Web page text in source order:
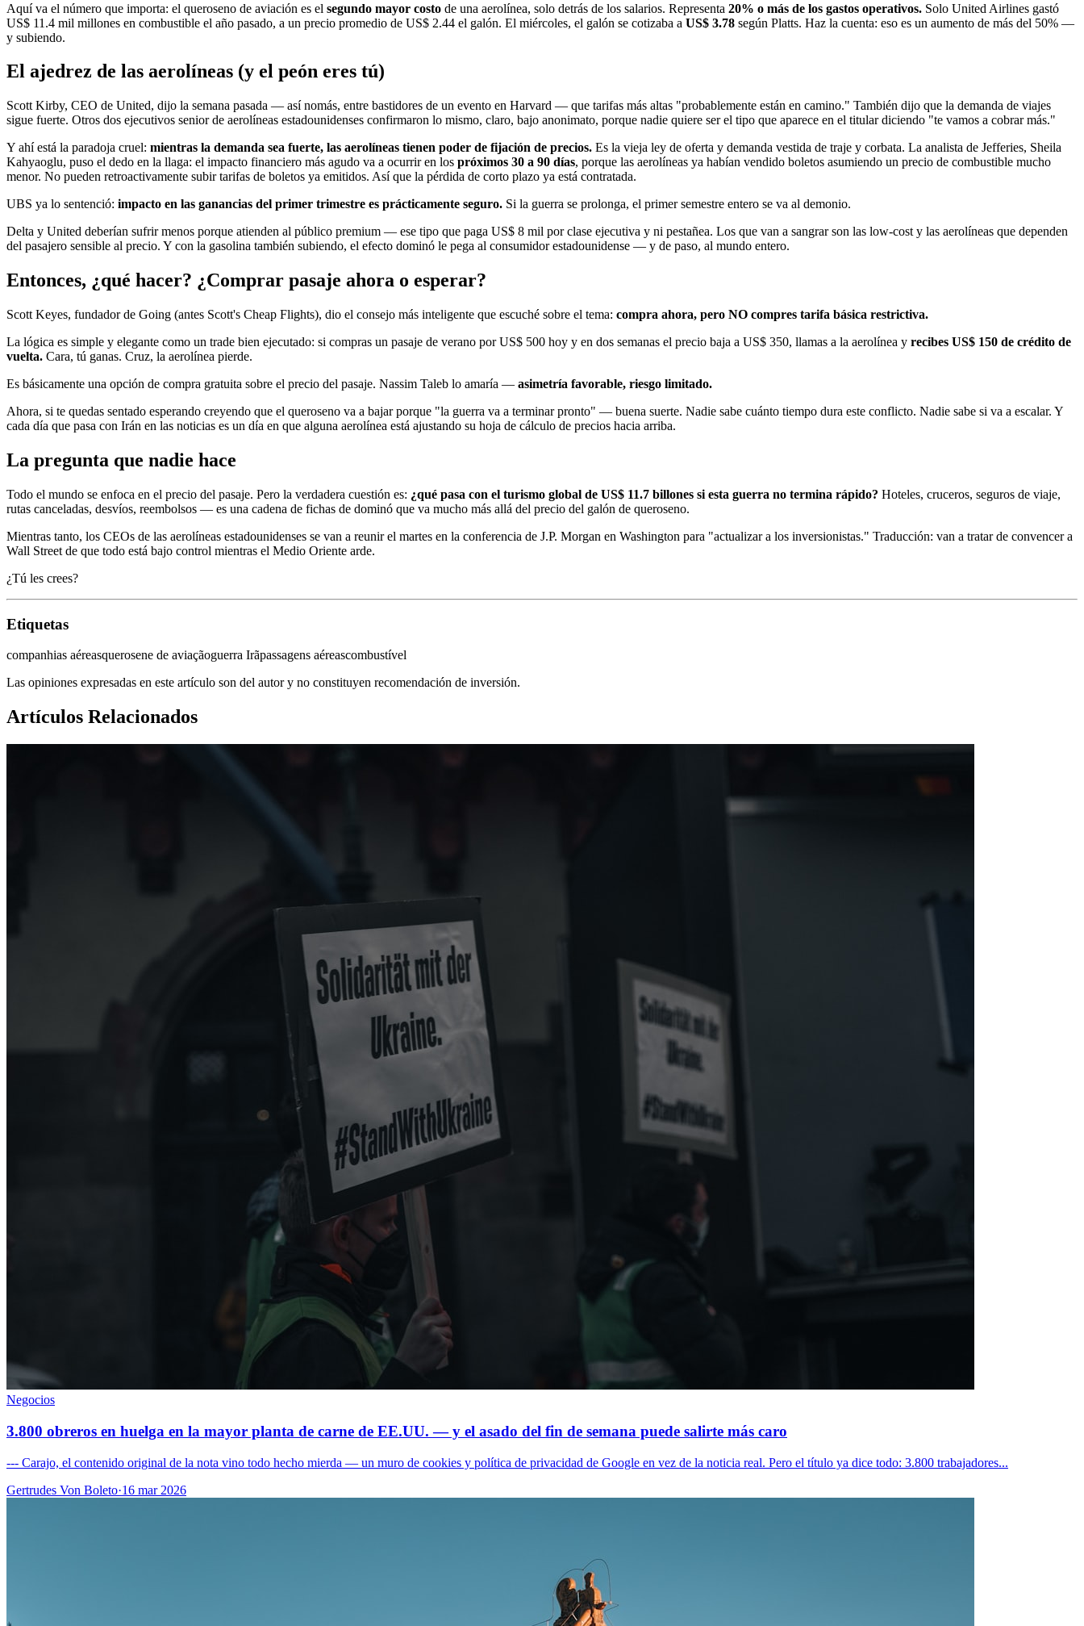
Aquí va el número que importa: el queroseno de aviación es el segundo mayor costo de una aerolínea, solo detrás de los salarios. Representa 20% o más de los gastos operativos. Solo United Airlines gastó
US$ 11.4 mil millones en combustible el año pasado, a un precio promedio de US$ 2.44 el galón. El miércoles, el galón se cotizaba a US$ 3.78 según Platts. Haz la cuenta: eso es un aumento de más del 50% —
y subiendo.
El ajedrez de las aerolíneas (y el peón eres tú)
Scott Kirby, CEO de United, dijo la semana pasada — así nomás, entre bastidores de un evento en Harvard — que tarifas más altas "probablemente están en camino." También dijo que la demanda de viajes
sigue fuerte. Otros dos ejecutivos senior de aerolíneas estadounidenses confirmaron lo mismo, claro, bajo anonimato, porque nadie quiere ser el tipo que aparece en el titular diciendo "te vamos a cobrar más."
Y ahí está la paradoja cruel: mientras la demanda sea fuerte, las aerolíneas tienen poder de fijación de precios. Es la vieja ley de oferta y demanda vestida de traje y corbata. La analista de Jefferies, Sheila
Kahyaoglu, puso el dedo en la llaga: el impacto financiero más agudo va a ocurrir en los próximos 30 a 90 días, porque las aerolíneas ya habían vendido boletos asumiendo un precio de combustible mucho
menor. No pueden retroactivamente subir tarifas de boletos ya emitidos. Así que la pérdida de corto plazo ya está contratada.
UBS ya lo sentenció: impacto en las ganancias del primer trimestre es prácticamente seguro. Si la guerra se prolonga, el primer semestre entero se va al demonio.
Delta y United deberían sufrir menos porque atienden al público premium — ese tipo que paga US$ 8 mil por clase ejecutiva y ni pestañea. Los que van a sangrar son las low-cost y las aerolíneas que dependen
del pasajero sensible al precio. Y con la gasolina también subiendo, el efecto dominó le pega al consumidor estadounidense — y de paso, al mundo entero.
Entonces, ¿qué hacer? ¿Comprar pasaje ahora o esperar?
Scott Keyes, fundador de Going (antes Scott's Cheap Flights), dio el consejo más inteligente que escuché sobre el tema: compra ahora, pero NO compres tarifa básica restrictiva.
La lógica es simple y elegante como un trade bien ejecutado: si compras un pasaje de verano por US$ 500 hoy y en dos semanas el precio baja a US$ 350, llamas a la aerolínea y recibes US$ 150 de crédito de
vuelta. Cara, tú ganas. Cruz, la aerolínea pierde.
Es básicamente una opción de compra gratuita sobre el precio del pasaje. Nassim Taleb lo amaría — asimetría favorable, riesgo limitado.
Ahora, si te quedas sentado esperando creyendo que el queroseno va a bajar porque "la guerra va a terminar pronto" — buena suerte. Nadie sabe cuánto tiempo dura este conflicto. Nadie sabe si va a escalar. Y
cada día que pasa con Irán en las noticias es un día en que alguna aerolínea está ajustando su hoja de cálculo de precios hacia arriba.
La pregunta que nadie hace
Todo el mundo se enfoca en el precio del pasaje. Pero la verdadera cuestión es: ¿qué pasa con el turismo global de US$ 11.7 billones si esta guerra no termina rápido? Hoteles, cruceros, seguros de viaje,
rutas canceladas, desvíos, reembolsos — es una cadena de fichas de dominó que va mucho más allá del precio del galón de queroseno.
Mientras tanto, los CEOs de las aerolíneas estadounidenses se van a reunir el martes en la conferencia de J.P. Morgan en Washington para "actualizar a los inversionistas." Traducción: van a tratar de convencer a
Wall Street de que todo está bajo control mientras el Medio Oriente arde.
¿Tú les crees?
Etiquetas
companhias aéreasquerosene de aviaçãoguerra Irãpassagens aéreascombustível
Las opiniones expresadas en este artículo son del autor y no constituyen recomendación de inversión.
Artículos Relacionados
Negocios
3.800 obreros en huelga en la mayor planta de carne de EE.UU. — y el asado del fin de semana puede salirte más caro
--- Carajo, el contenido original de la nota vino todo hecho mierda — un muro de cookies y política de privacidad de Google en vez de la noticia real. Pero el título ya dice todo: 3.800 trabajadores...
Gertrudes Von Boleto·16 mar 2026